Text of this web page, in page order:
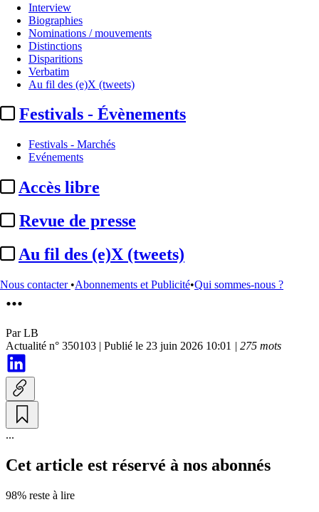
Interview
Biographies
Nominations / mouvements
Distinctions
Disparitions
Verbatim
Au fil des (e)X (tweets)
Festivals - Évènements
Festivals - Marchés
Evénements
Accès libre
Revue de presse
Au fil des (e)X (tweets)
Nous contacter •Abonnements et Publicité•Qui sommes-nous ?
Programmes
BFM TV :Sonia Mabrouk à
l’antenne pour une émission de
...
ParLB
Actualité n° 350103 | Publié le 23 juin 2026 10:01 | 275 mots
...
Cet article est réservé à nos abonnés
98% reste à lire